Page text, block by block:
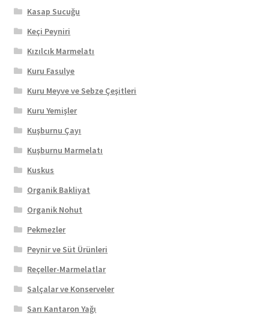
Kasap Sucuğu
Keçi Peyniri
Kızılcık Marmelatı
Kuru Fasulye
Kuru Meyve ve Sebze Çeşitleri
Kuru Yemişler
Kuşburnu Çayı
Kuşburnu Marmelatı
Kuskus
Organik Bakliyat
Organik Nohut
Pekmezler
Peynir ve Süt Ürünleri
Reçeller-Marmelatlar
Salçalar ve Konserveler
Sarı Kantaron Yağı